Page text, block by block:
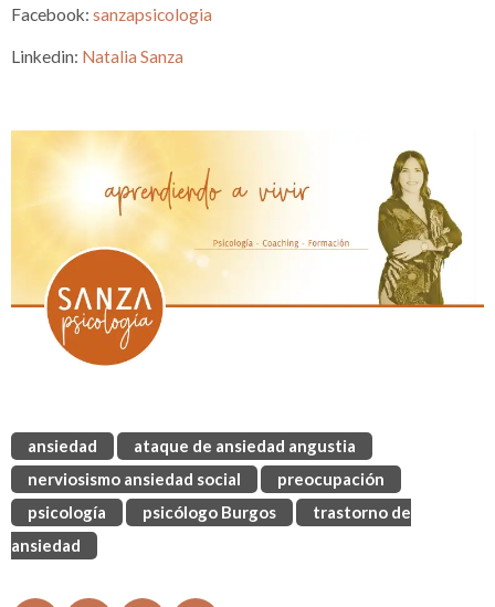
Facebook: sanzapsicologia
Linkedin: Natalia Sanza
ansiedad
ataque de ansiedad angustia
nerviosismo ansiedad social
preocupación
psicología
psicólogo Burgos
trastorno de
ansiedad